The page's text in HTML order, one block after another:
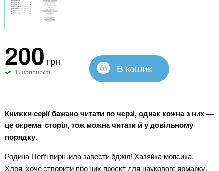
200 грн
В наявності В кошик
Книжки серії бажано читати по черзі, однак кожна з них —
це окрема історія, тож можна читати й у довільному
порядку.
Родина Пеґґі вирішила завести бджіл! Хазяйка мопсика,
Хлоя, хоче створити про них проєкт для наукового ярмарку.